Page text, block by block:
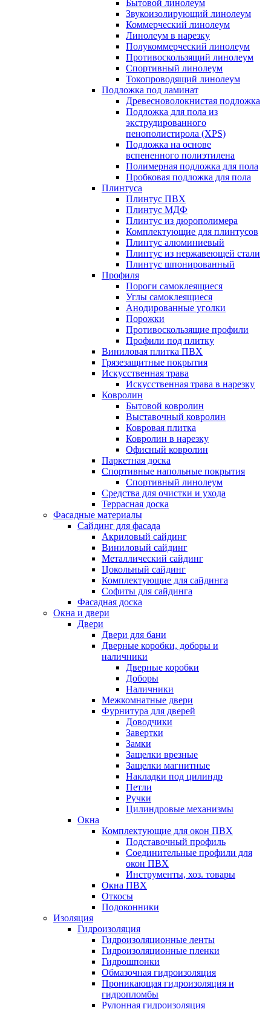
Бытовой линолеум
Звукоизолирующий линолеум
Коммерческий линолеум
Линолеум в нарезку
Полукоммерческий линолеум
Противоскользящий линолеум
Спортивный линолеум
Токопроводящий линолеум
Подложка под ламинат
Древесноволокнистая подложка
Подложка для пола из
экструдированного
пенополистирола (XPS)
Подложка на основе
вспененного полиэтилена
Полимерная подложка для пола
Пробковая подложка для пола
Плинтуса
Плинтус ПВХ
Плинтус МДФ
Плинтус из дюрополимера
Комплектующие для плинтусов
Плинтус алюминиевый
Плинтус из нержавеющей стали
Плинтус шпонированный
Профиля
Пороги самоклеящиеся
Углы самоклеящиеся
Анодированные уголки
Порожки
Противоскользящие профили
Профили под плитку
Виниловая плитка ПВХ
Грязезащитные покрытия
Искусственная трава
Искусственная трава в нарезку
Ковролин
Бытовой ковролин
Выставочный ковролин
Ковровая плитка
Ковролин в нарезку
Офисный ковролин
Паркетная доска
Спортивные напольные покрытия
Спортивный линолеум
Средства для очистки и ухода
Террасная доска
Фасадные материалы
Сайдинг для фасада
Акриловый сайдинг
Виниловый сайдинг
Металлический сайдинг
Цокольный сайдинг
Комплектующие для сайдинга
Софиты для сайдинга
Фасадная доска
Окна и двери
Двери
Двери для бани
Дверные коробки, доборы и
наличники
Дверные коробки
Доборы
Наличники
Межкомнатные двери
Фурнитура для дверей
Доводчики
Завертки
Замки
Защелки врезные
Защелки магнитные
Накладки под цилиндр
Петли
Ручки
Цилиндровые механизмы
Окна
Комплектующие для окон ПВХ
Подставочный профиль
Соединительные профили для
окон ПВХ
Инструменты, хоз. товары
Окна ПВХ
Откосы
Подоконники
Изоляция
Гидроизоляция
Гидроизоляционные ленты
Гидроизоляционные пленки
Гидрошпонки
Обмазочная гидроизоляция
Проникающая гидроизоляция и
гидропломбы
Рулонная гидроизоляция